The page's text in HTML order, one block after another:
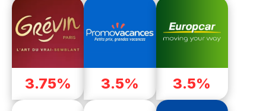
3.75% 3.5% 3.5%